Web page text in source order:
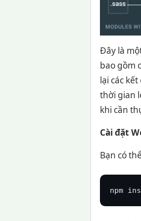
Đây là
bao gồm
lại các
thời gian
khi cần
Cài đặt
Bạn có
npm